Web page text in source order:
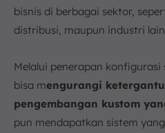
bisnis di berbagai sektor,
distribusi, maupun industri
Melalui penerapan konfigurasi
bisa mengurangi
pengembangan kustom
pun mendapatkan sistem